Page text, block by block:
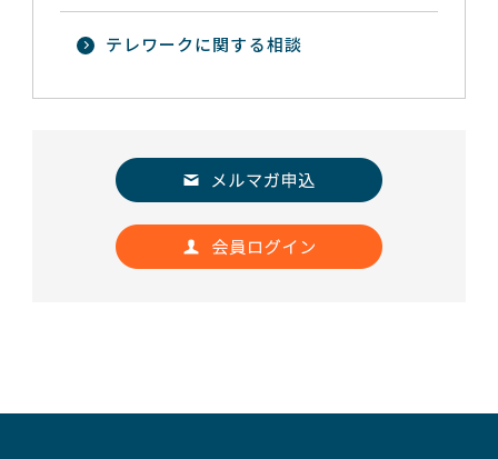
テレワークに関する相談